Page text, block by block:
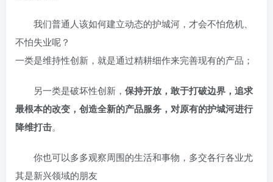
我们普通人该如何建立动态的护城河，才会不怕危机、
不怕失业呢？
一类是维持性创新，就是通过精耕细作来完善现有的产品；
另一类是破坏性创新， 保持开放，敢于打破边界，追求
最根本的改变，创造全新的产品服务，对原有的护城河进行
降维打击。
你也可以多多观察周围的生活和事物，多交各行各业尤
其是新兴领域的朋友